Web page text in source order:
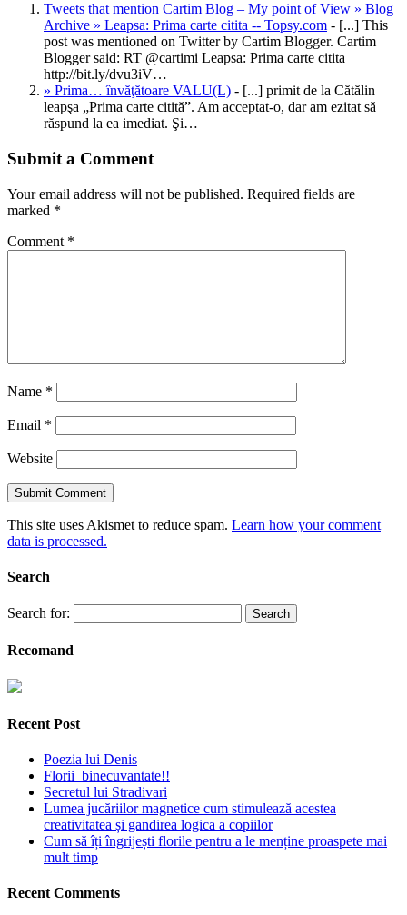
Tweets that mention Cartim Blog – My point of View » Blog
Archive » Leapsa: Prima carte citita -- Topsy.com - [...] This
post was mentioned on Twitter by Cartim Blogger. Cartim
Blogger said: RT @cartimi Leapsa: Prima carte citita
http://bit.ly/dvu3iV…
» Prima… învăţătoare VALU(L) - [...] primit de la Cătălin
leapşa „Prima carte citită”. Am acceptat-o, dar am ezitat să
răspund la ea imediat. Şi…
Submit a Comment
Your email address will not be published. Required fields are
marked *
Comment *
Name *
Email *
Website
This site uses Akismet to reduce spam. Learn how your comment
data is processed.
Search
Search for:
Recomand
Recent Post
Poezia lui Denis
Florii binecuvantate!!
Secretul lui Stradivari
Lumea jucăriilor magnetice cum stimulează acestea
creativitatea și gandirea logica a copiilor
Cum să îți îngrijești florile pentru a le menține proaspete mai
mult timp
Recent Comments